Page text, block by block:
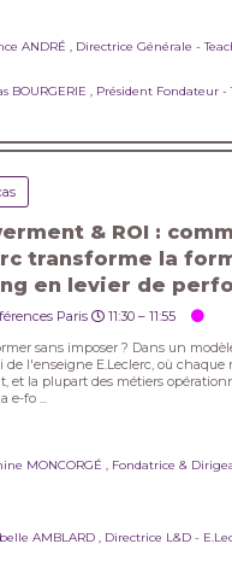
ANDRÉ , Directrice Générale -
BOURGERIE , Président Fondateur -
& ROI :
transforme la
en levier de
Paris 11:30 –11:55
sans imposer ? Dans un
de l'enseigne E.Leclerc, où chaque
et la plupart des métiers
e-fo ...
MONCORGÉ , Fondatrice &
AMBLARD , Directrice L&D -